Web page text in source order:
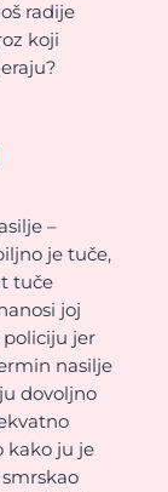
radije
koji
–
je tuče,
tuče
joj
policiju jer
nasilje
dovoljno
kako ju je